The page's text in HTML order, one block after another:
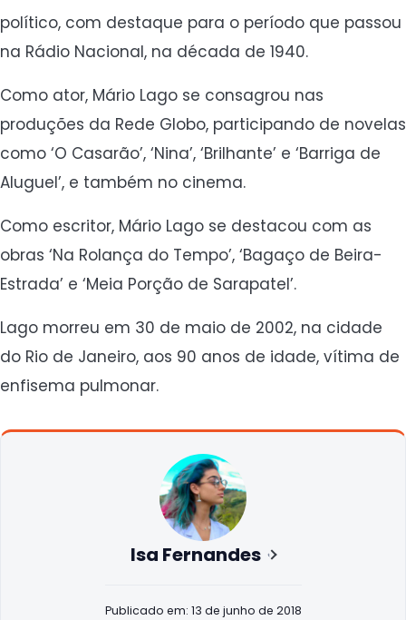
político, com destaque para o período que passou
na Rádio Nacional, na década de 1940.
Como ator, Mário Lago se consagrou nas
produções da Rede Globo, participando de novelas
como ‘O Casarão’, ‘Nina’, ‘Brilhante’ e ‘Barriga de
Aluguel’, e também no cinema.
Como escritor, Mário Lago se destacou com as
obras ‘Na Rolança do Tempo’, ‘Bagaço de Beira-
Estrada’ e ‘Meia Porção de Sarapatel’.
Lago morreu em 30 de maio de 2002, na cidade
do Rio de Janeiro, aos 90 anos de idade, vítima de
enfisema pulmonar.
Isa Fernandes
Publicado em: 13 de junho de 2018